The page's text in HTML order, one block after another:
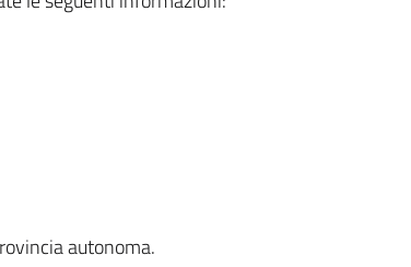
autonoma.